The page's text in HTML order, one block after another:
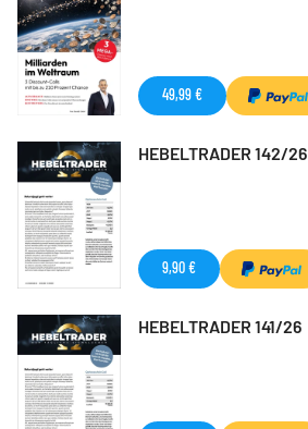
49,99 €
HEBELTRADER 142/26
9,90 €
HEBELTRADER 141/26